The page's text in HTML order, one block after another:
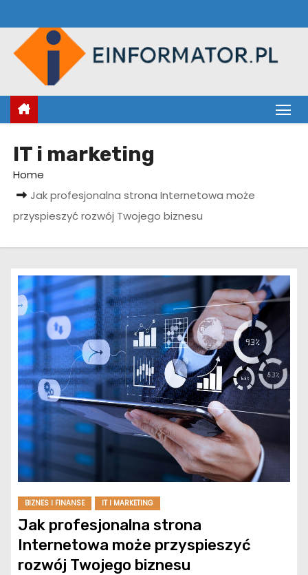
k
c
IT i marketing
Home
Jak profesjonalna strona Internetowa może
przyspieszyć rozwój Twojego biznesu
BIZNES I FINANSE IT I MARKETING
Jak profesjonalna strona
Internetowa może przyspieszyć
rozwój Twojego biznesu